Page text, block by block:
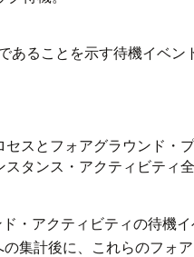
あることを示す待機イベン
スとフォアグラウンド・
タンス・アクティビティ
・アクティビティの待機
集計後に、これらのフォ